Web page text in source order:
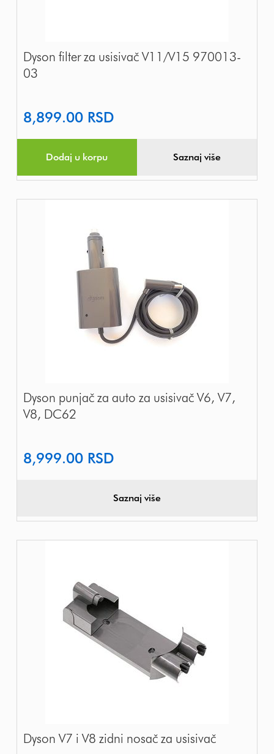
Dyson filter za usisivač V11/V15 970013-
03
8,899.00 RSD
Dodaj u korpu Saznaj više
Dyson punjač za auto za usisivač V6, V7,
V8, DC62
8,999.00 RSD
Saznaj više
Dyson V7 i V8 zidni nosač za usisivač